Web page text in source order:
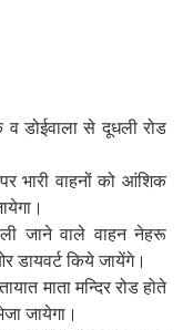
व डोईवाला से दूधली रोड
भारी वाहनों को आंशिक
जाने वाले वाहन नेहरू
डायवर्ट किये जायेंगे।
माता मन्दिर रोड होते
जायेगा।